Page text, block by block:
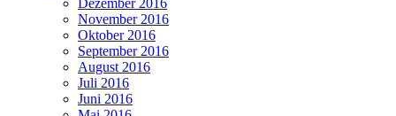
Dezember 2016
November 2016
Oktober 2016
September 2016
August 2016
Juli 2016
Juni 2016